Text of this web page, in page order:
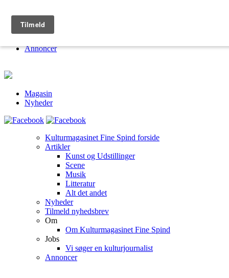
Om
Annoncer
Magasin
Nyheder
Kulturmagasinet Fine Spind forside
Artikler
Kunst og Udstillinger
Scene
Musik
Litteratur
Alt det andet
Nyheder
Tilmeld nyhedsbrev
Om
Om Kulturmagasinet Fine Spind
Jobs
Vi søger en kulturjournalist
Annoncer